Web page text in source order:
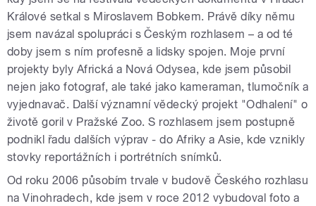
Králové setkal s Miroslavem Bobkem. Právě díky němu
jsem navázal spolupráci s Českým rozhlasem – a od té
doby jsem s ním profesně a lidsky spojen. Moje první
projekty byly Africká a Nová Odysea, kde jsem působil
nejen jako fotograf, ale také jako kameraman, tlumočník a
vyjednavač. Další významní vědecký projekt "Odhalení" o
životě goril v Pražské Zoo. S rozhlasem jsem postupně
podnikl řadu dalších výprav - do Afriky a Asie, kde vznikly
stovky reportážních i portrétních snímků.
Od roku 2006 působím trvale v budově Českého rozhlasu
na Vinohradech, kde jsem v roce 2012 vybudoval foto a